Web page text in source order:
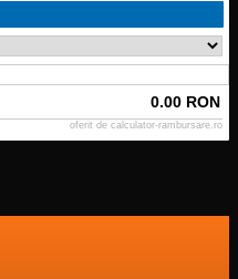
0.00 RON
oferit decalculator-rambursare.ro